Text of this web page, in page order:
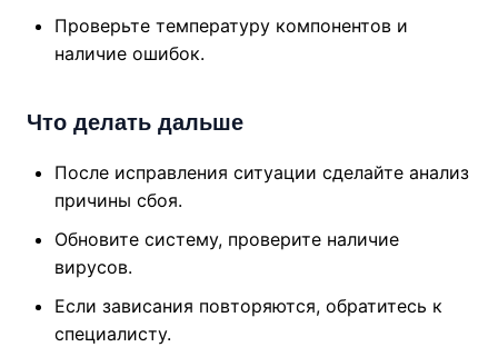
Проверьте температуру компонентов и
наличие ошибок.
Что делать дальше
После исправления ситуации сделайте анализ
причины сбоя.
Обновите систему, проверите наличие
вирусов.
Если зависания повторяются, обратитесь к
специалисту.